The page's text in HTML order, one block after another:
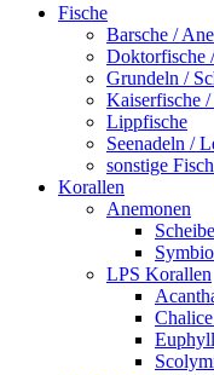
Fische
Barsche /
Doktorfische
Grundeln /
Kaiserfische
Lippfische
Seenadeln /
sonstige
Korallen
Anemonen
LPS Korallen